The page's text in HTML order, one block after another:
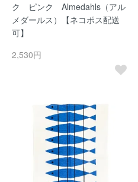
ク ピンク Almedahls（アル
メダールス）【ネコポス配送
可】
2,530円